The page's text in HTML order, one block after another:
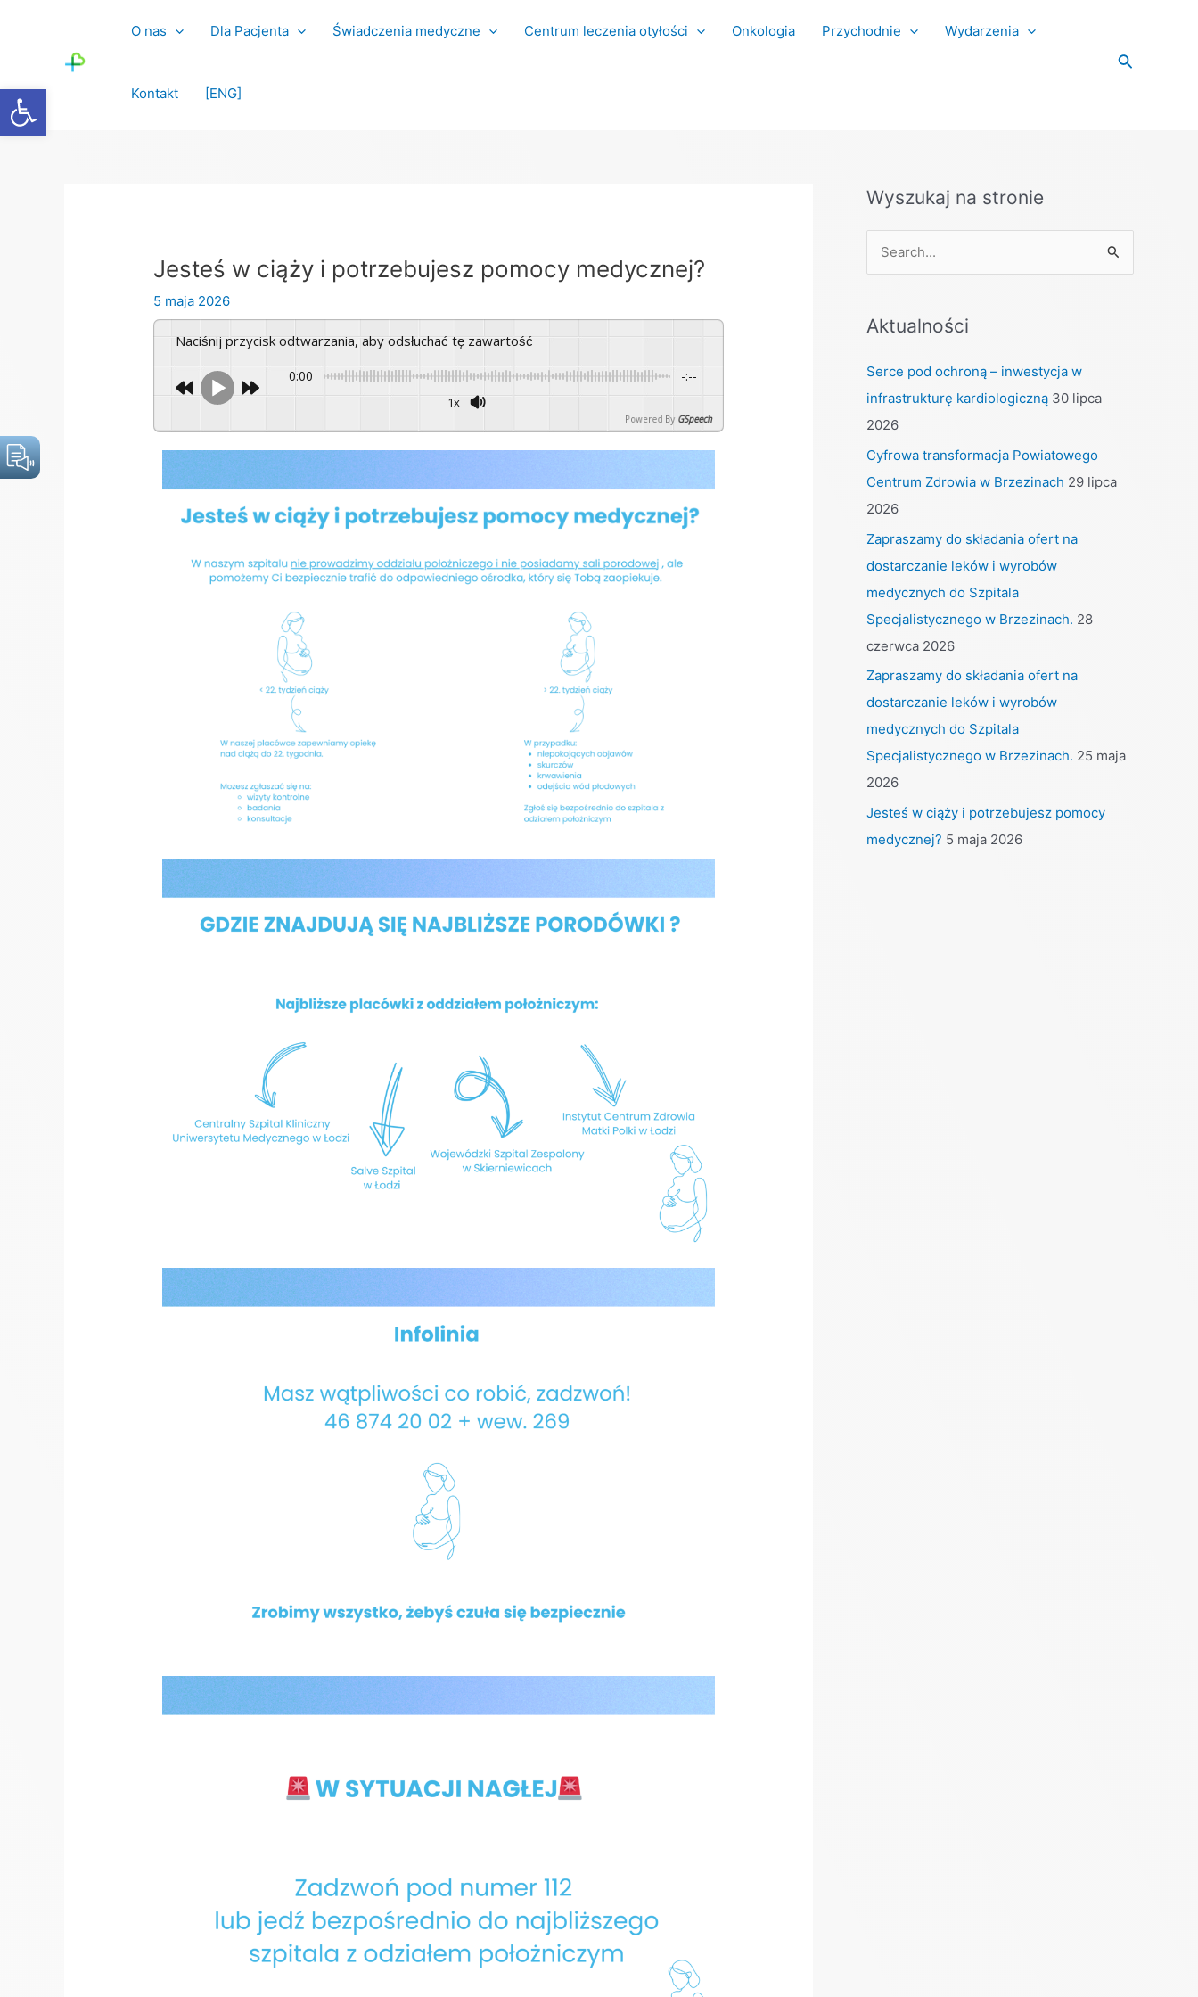
Otwórz pasek narzędzi
O nas Dla Pacjenta Świadczenia medyczne Centrum leczenia otyłości Onkologia Przychodnie Wydarzenia
Kontakt [ENG]
Search
Jesteś w ciąży i potrzebujesz pomocy medycznej?
5 maja 2026
Naciśnij przycisk odtwarzania, aby odsłuchać tę zawartość
0:00 -:--
1x
Powered By GSpeech
Wyszukaj na stronie
r
c
h
f
Aktualności
Serce pod ochroną – inwestycja w
infrastrukturę kardiologiczną 30 lipca
2026
Cyfrowa transformacja Powiatowego
Centrum Zdrowia w Brzezinach 29 lipca
2026
Zapraszamy do składania ofert na
dostarczanie leków i wyrobów
medycznych do Szpitala
Specjalistycznego w Brzezinach. 28
czerwca 2026
Zapraszamy do składania ofert na
dostarczanie leków i wyrobów
medycznych do Szpitala
Specjalistycznego w Brzezinach. 25 maja
2026
Jesteś w ciąży i potrzebujesz pomocy
medycznej? 5 maja 2026